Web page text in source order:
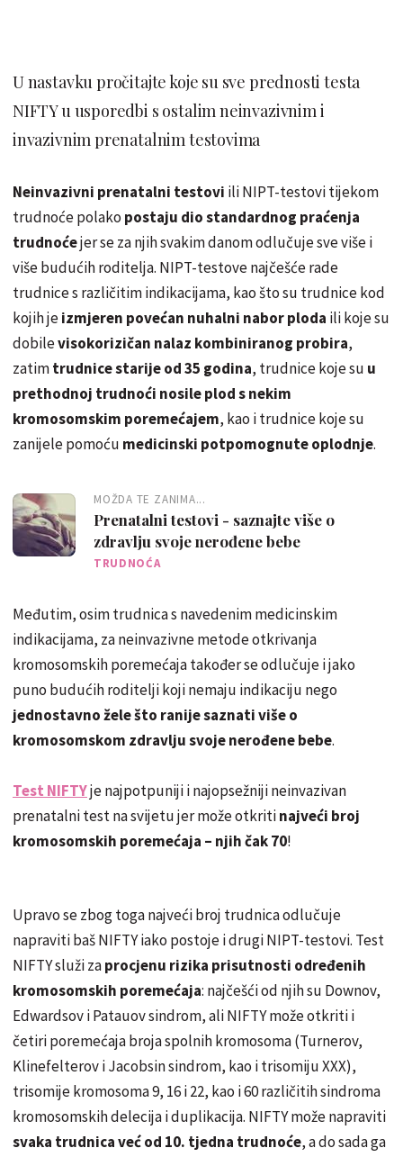
U nastavku pročitajte koje su sve prednosti testa
NIFTY u usporedbi s ostalim neinvazivnim i
invazivnim prenatalnim testovima
Neinvazivni prenatalni testovi ili NIPT-testovi tijekom
trudnoće polako postaju dio standardnog praćenja
trudnoćejer se za njih svakim danom odlučuje sve više i
više budućih roditelja. NIPT-testove najčešće rade
trudnice s različitim indikacijama, kao što su trudnice kod
kojih jeizmjeren povećan nuhalni nabor ploda ili koje su
dobilevisokorizičan nalaz kombiniranog probira,
zatimtrudnice starije od 35 godina, trudnice koje su u
prethodnoj trudnoći nosile plod s nekim
kromosomskim poremećajem, kao i trudnice koje su
zanijele pomoću medicinski potpomognute oplodnje.
MOŽDA TE ZANIMA...
Prenatalni testovi - saznajte više o
zdravlju svoje nerođene bebe
TRUDNOĆA
Međutim, osim trudnica s navedenim medicinskim
indikacijama, za neinvazivne metode otkrivanja
kromosomskih poremećaja također se odlučuje i jako
puno budućih roditelji koji nemaju indikaciju nego
jednostavno žele što ranije saznati više o
kromosomskom zdravlju svoje nerođene bebe.
Test NIFTYje najpotpuniji i najopsežniji neinvazivan
prenatalni test na svijetu jer može otkritinajveći broj
kromosomskih poremećaja – njih čak 70!
Upravo se zbog toga najveći broj trudnica odlučuje
napraviti baš NIFTY iako postoje i drugi NIPT-testovi. Test
NIFTY služi zaprocjenu rizika prisutnosti određenih
kromosomskih poremećaja: najčešći od njih su Downov,
Edwardsov i Patauov sindrom, ali NIFTY može otkriti i
četiri poremećaja broja spolnih kromosoma (Turnerov,
Klinefelterov i Jacobsin sindrom, kao i trisomiju XXX),
trisomije kromosoma 9, 16 i 22, kao i 60 različitih sindroma
kromosomskih delecija i duplikacija. NIFTY može napraviti
svaka trudnica već od 10. tjedna trudnoće, a do sada ga